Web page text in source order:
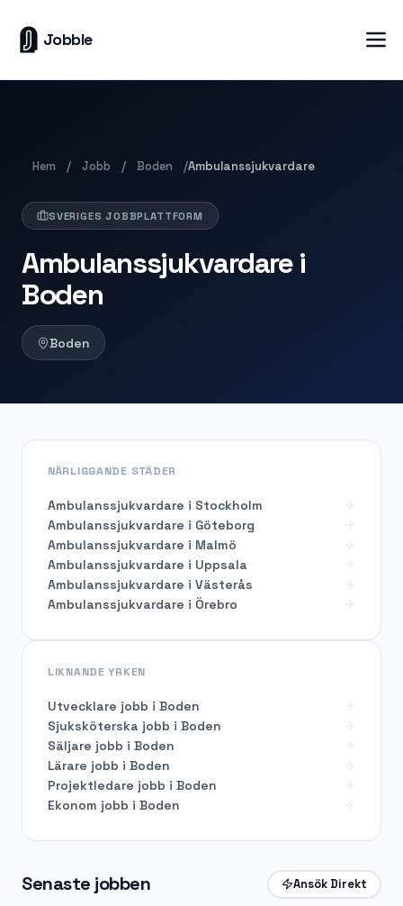
Jobble
Hem / Jobb / Boden /Ambulanssjukvardare
SVERIGES JOBBPLATTFORM
Ambulanssjukvardare i
Boden
Boden
Senaste jobben Ansök Direkt
NÄRLIGGANDE STÄDER
Ambulanssjukvardare i Stockholm
Ambulanssjukvardare i Göteborg
Ambulanssjukvardare i Malmö
Ambulanssjukvardare i Uppsala
Ambulanssjukvardare i Västerås
Ambulanssjukvardare i Örebro
LIKNANDE YRKEN
Utvecklare jobb i Boden
Sjuksköterska jobb i Boden
Säljare jobb i Boden
Lärare jobb i Boden
Projektledare jobb i Boden
Ekonom jobb i Boden